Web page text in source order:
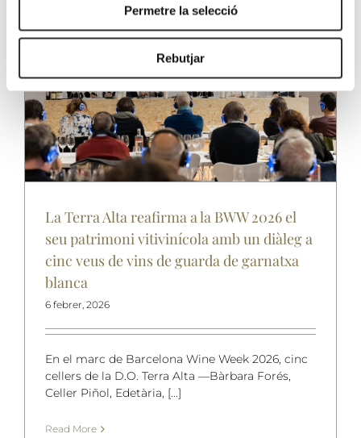
Permetre la selecció
Rebutjar
La Terra Alta reafirma a la BWW 2026 el
seu patrimoni vitivinícola amb un diàleg a
cinc veus de vins de guarda de garnatxa
blanca
6 febrer, 2026
En el marc de Barcelona Wine Week 2026, cinc
cellers de la D.O. Terra Alta —Bàrbara Forés,
Celler Piñol, Edetària, [...]
Read More